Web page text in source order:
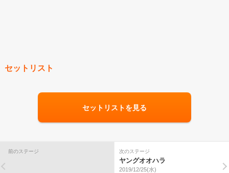
セットリスト
セットリストを見る
前のステージ 次のステージ
ヤングオオハラ
2019/12/25(水)